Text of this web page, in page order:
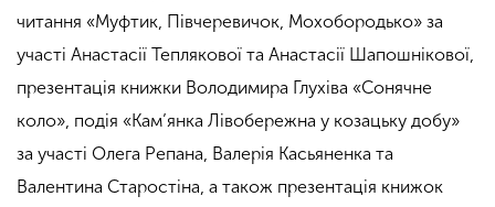
читання «Муфтик, Півчеревичок, Мохобородько» за
участі Анастасії Теплякової та Анастасії Шапошнікової,
презентація книжки Володимира Глухіва «Сонячне
коло», подія «Кам’янка Лівобережна у козацьку добу»
за участі Олега Репана, Валерія Касьяненка та
Валентина Старостіна, а також презентація книжок